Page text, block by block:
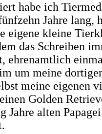
habe ich
Jahre lang,
eigene kleine
das Schreiben
ehrenamtlich
um meine
meine eigenen
Golden
Jahre alten